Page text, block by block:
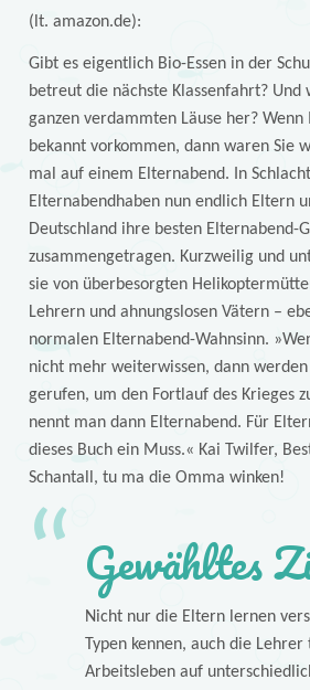
(lt. amazon.de):
Gibt es eigentlich Bio-Essen in der
betreut die nächste Klassenfahrt? Und
ganzen verdammten Läuse her? Wenn
bekannt vorkommen, dann waren Sie
mal auf einem Elternabend. In
Elternabendhaben nun endlich Eltern
Deutschland ihre besten Elternabend-
zusammengetragen. Kurzweilig und
sie von überbesorgten
Lehrern und ahnungslosen Vätern –
normalen Elternabend-Wahnsinn.
nicht mehr weiterwissen, dann
gerufen, um den Fortlauf des Krieges
nennt man dann Elternabend. Für
dieses Buch ein Muss.« Kai Twilfer,
Schantall, tu ma die Omma winken!
Gewähltes
Nicht nur die Eltern lernen
Typen kennen, auch die
Arbeitsleben auf